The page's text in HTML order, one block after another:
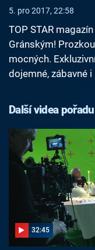
5. pro 2017, 22:58
TOP STAR
Gránským!
mocných.
dojemné, zábavné
Další videa pořadu
32:45